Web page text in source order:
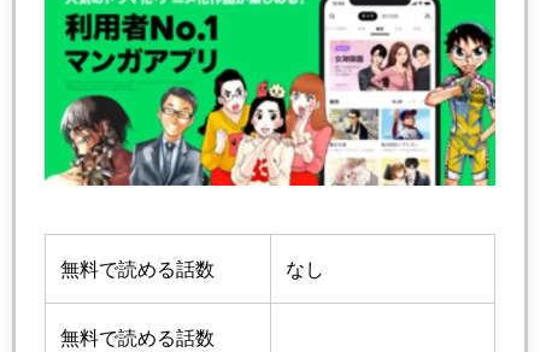
無料で読める話数 なし
無料で読める話数